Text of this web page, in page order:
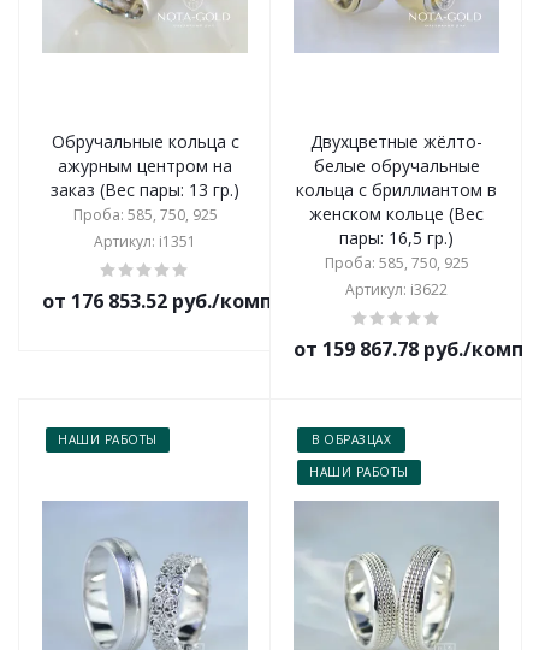
Обручальные кольца с
ажурным центром на
заказ (Вес пары: 13 гр.)
Проба: 585, 750, 925
Артикул: i1351
от 176 853.52 руб./комплект
Двухцветные жёлто-
белые обручальные
кольца с бриллиантом в
женском кольце (Вес
пары: 16,5 гр.)
Проба: 585, 750, 925
Артикул: i3622
от 159 867.78 руб./
НАШИ РАБОТЫ
В ОБРАЗЦАХ
НАШИ РАБОТЫ